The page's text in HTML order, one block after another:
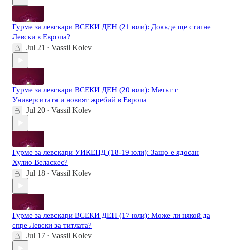
Гурме за левскари ВСЕКИ ДЕН (21 юли): Докъде ще стигне
Левски в Европа?
Jul 21 • Vassil Kolev
Гурме за левскари ВСЕКИ ДЕН (20 юли): Мачът с
Университатя и новият жребий в Европа
Jul 20 • Vassil Kolev
Гурме за левскари УИКЕНД (18-19 юли): Защо е ядосан
Хулио Веласкес?
Jul 18 • Vassil Kolev
Гурме за левскари ВСЕКИ ДЕН (17 юли): Може ли някой да
спре Левски за титлата?
Jul 17 • Vassil Kolev